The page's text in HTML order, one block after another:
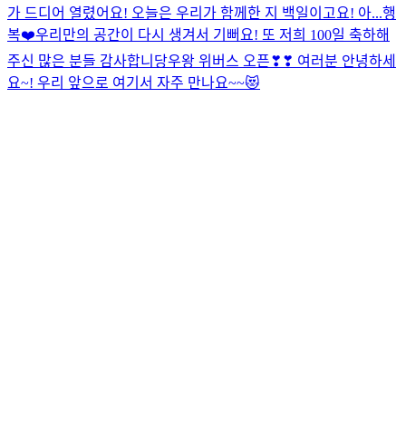
가 드디어 열렸어요! 오늘은 우리가 함께한 지 백일이고요! 아...행
복❤️우리만의 공간이 다시 생겨서 기뻐요! 또 저희 100일 축하해
주신 많은 분들 감사합니당우왕 위버스 오픈❣❣ 여러분 안녕하세
요~! 우리 앞으로 여기서 자주 만나요~~😻